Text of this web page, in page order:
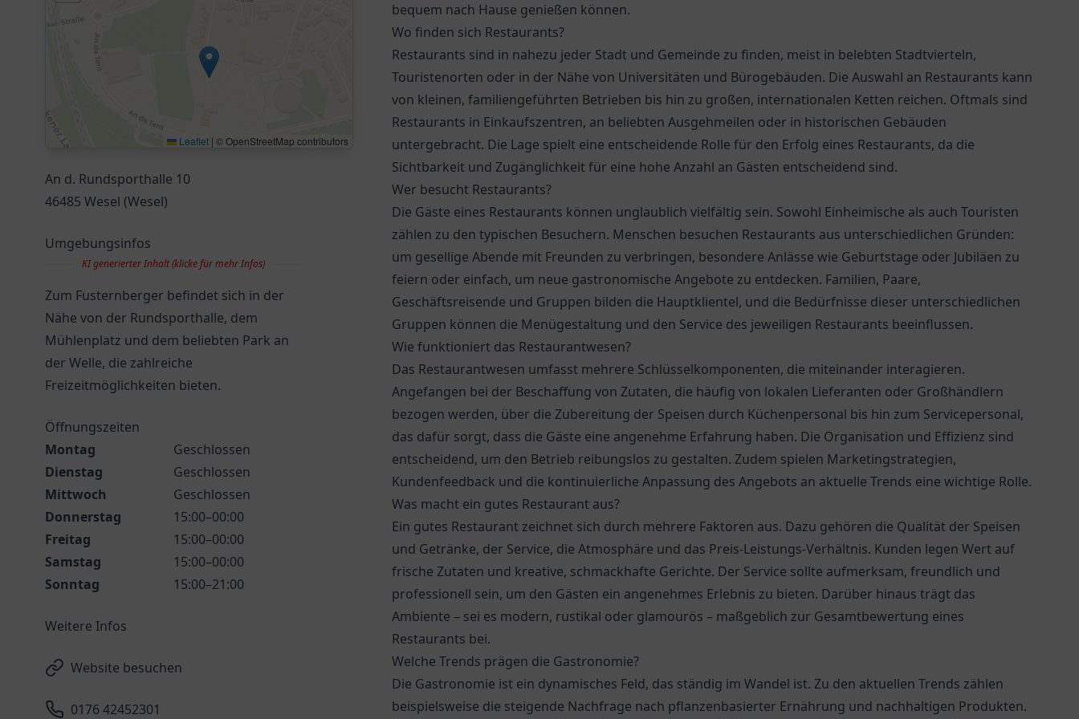
Leaflet | © OpenStreetMap contributors
An d. Rundsporthalle 10
46485 Wesel (Wesel)
Umgebungsinfos
KI generierter Inhalt (klicke für mehr Infos)
Zum Fusternberger befindet sich in der
Nähe von der Rundsporthalle, dem
Mühlenplatz und dem beliebten Park an
der Welle, die zahlreiche
Freizeitmöglichkeiten bieten.
Öffnungszeiten
Montag
Geschlossen
Dienstag
Geschlossen
Mittwoch
Geschlossen
Donnerstag
15:00–00:00
Freitag
15:00–00:00
Samstag
15:00–00:00
Sonntag
15:00–21:00
Weitere Infos
Website besuchen
0176 42452301
bequem nach Hause genießen können.
Wo finden sich Restaurants?
Restaurants sind in nahezu jeder Stadt und Gemeinde zu finden, meist in belebten Stadtvierteln,
Touristenorten oder in der Nähe von Universitäten und Bürogebäuden. Die Auswahl an Restaurants kann
von kleinen, familiengeführten Betrieben bis hin zu großen, internationalen Ketten reichen. Oftmals sind
Restaurants in Einkaufszentren, an beliebten Ausgehmeilen oder in historischen Gebäuden
untergebracht. Die Lage spielt eine entscheidende Rolle für den Erfolg eines Restaurants, da die
Sichtbarkeit und Zugänglichkeit für eine hohe Anzahl an Gästen entscheidend sind.
Wer besucht Restaurants?
Die Gäste eines Restaurants können unglaublich vielfältig sein. Sowohl Einheimische als auch Touristen
zählen zu den typischen Besuchern. Menschen besuchen Restaurants aus unterschiedlichen Gründen:
um gesellige Abende mit Freunden zu verbringen, besondere Anlässe wie Geburtstage oder Jubiläen zu
feiern oder einfach, um neue gastronomische Angebote zu entdecken. Familien, Paare,
Geschäftsreisende und Gruppen bilden die Hauptklientel, und die Bedürfnisse dieser unterschiedlichen
Gruppen können die Menügestaltung und den Service des jeweiligen Restaurants beeinflussen.
Wie funktioniert das Restaurantwesen?
Das Restaurantwesen umfasst mehrere Schlüsselkomponenten, die miteinander interagieren.
Angefangen bei der Beschaffung von Zutaten, die häufig von lokalen Lieferanten oder Großhändlern
bezogen werden, über die Zubereitung der Speisen durch Küchenpersonal bis hin zum Servicepersonal,
das dafür sorgt, dass die Gäste eine angenehme Erfahrung haben. Die Organisation und Effizienz sind
entscheidend, um den Betrieb reibungslos zu gestalten. Zudem spielen Marketingstrategien,
Kundenfeedback und die kontinuierliche Anpassung des Angebots an aktuelle Trends eine wichtige Rolle.
Was macht ein gutes Restaurant aus?
Ein gutes Restaurant zeichnet sich durch mehrere Faktoren aus. Dazu gehören die Qualität der Speisen
und Getränke, der Service, die Atmosphäre und das Preis-Leistungs-Verhältnis. Kunden legen Wert auf
frische Zutaten und kreative, schmackhafte Gerichte. Der Service sollte aufmerksam, freundlich und
professionell sein, um den Gästen ein angenehmes Erlebnis zu bieten. Darüber hinaus trägt das
Ambiente – sei es modern, rustikal oder glamourös – maßgeblich zur Gesamtbewertung eines
Restaurants bei.
Welche Trends prägen die Gastronomie?
Die Gastronomie ist ein dynamisches Feld, das ständig im Wandel ist. Zu den aktuellen Trends zählen
beispielsweise die steigende Nachfrage nach pflanzenbasierter Ernährung und nachhaltigen Produkten.